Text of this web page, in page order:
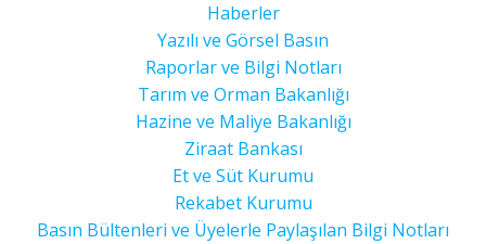
Haberler
Yazılı ve Görsel Basın
Raporlar ve Bilgi Notları
Tarım ve Orman Bakanlığı
Hazine ve Maliye Bakanlığı
Ziraat Bankası
Et ve Süt Kurumu
Rekabet Kurumu
Basın Bültenleri ve Üyelerle Paylaşılan Bilgi Notları